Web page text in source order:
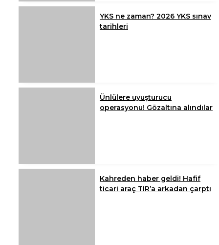
YKS ne zaman? 2026 YKS sınav
tarihleri
Ünlülere uyuşturucu
operasyonu! Gözaltına alındılar
Kahreden haber geldi! Hafif
ticari araç TIR’a arkadan çarptı